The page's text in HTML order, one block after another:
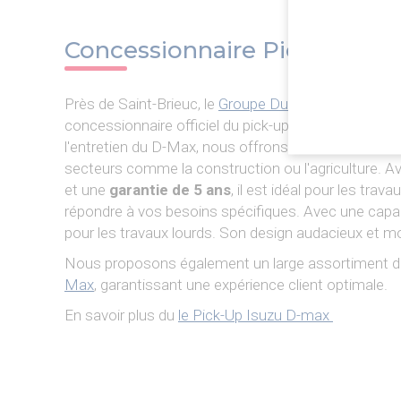
Concessionnaire Pick-Up
Près de Saint-Brieuc, le Groupe Duclos
via le point
concessionnaire officiel du pick-up Isuzu D-Max
l'entretien du D-Max, nous offrons des solutions
secteurs comme la construction ou l'agriculture.
et une garantie de 5 ans, il est idéal pour les
répondre à vos besoins spécifiques. Avec une
pour les travaux lourds. Son design audacieux et
Nous proposons également un large assortiment
Max, garantissant une expérience client optimale.
En savoir plus du le Pick-Up Isuzu D-max